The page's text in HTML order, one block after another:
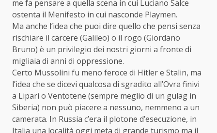
me fa pensare a quella scena in cui Luciano Salce
ostenta il Menifesto in cui nasconde Playmen.
Ma anche l’idea che puoi dire quello che pensi senza
rischiare il carcere (Galileo) o il rogo (Giordano
Bruno) è un privilegio dei nostri giorni a fronte di
migliaia di anni di oppressione.
Certo Mussolini fu meno feroce di Hitler e Stalin, ma
l’idea che se dicevi qualcosa di sgradito all’Ovra finivi
a Lipari o Ventotene (sempre meglio di un gulag in
Siberia) non può piacere a nessuno, nemmeno a un
camerata. In Russia c’era il plotone d’esecuzione, in
Italia una località oggi meta di grande turismo ma il